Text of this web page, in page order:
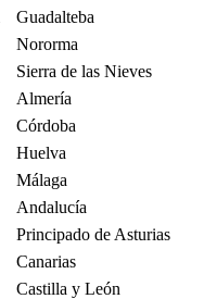
Guadalteba
Nororma
Sierra de las Nieves
Almería
Córdoba
Huelva
Málaga
Andalucía
Principado de Asturias
Canarias
Castilla y León